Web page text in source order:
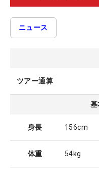
ニュース
ツアー通算
基
身長 156cm
体重 54kg